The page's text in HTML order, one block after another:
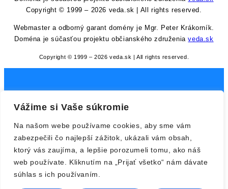
Vážime si Vaše súkromie
Na našom webe používame cookies, aby sme vám
zabezpečili čo najlepší zážitok, ukázali vám obsah,
ktorý vás zaujíma, a lepšie porozumeli tomu, ako náš
web používate. Kliknutím na „Prijať všetko“ nám dávate
súhlas s ich používaním.
Copyright © 1999 – 2026 veda.sk | All rights reserved.
Webmaster a odborný garant domény je Mgr. Peter Krákorník.
Doména je súčasťou projektu občianského združeniaveda.sk
Copyright © 1999 – 2026 veda.sk | All rights reserved.